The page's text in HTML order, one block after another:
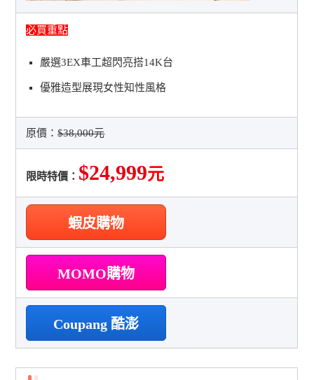
必買重點
嚴選3EX車工超閃亮搭14K台
優雅造型展現女性知性風格
原價：$38,000元
限時特價： $24,999元
蝦皮購物
MOMO購物
Coupang 酷澎